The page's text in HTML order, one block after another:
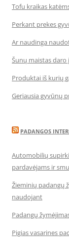
Tofu kraikas
Perkant prekes
Ar naudinga
Šunų maistas
Produktai iš kurių
Geriausia gyvūnų
PADANGOS
Automobilių
pardavėjams ir
Žieminių padangų
naudojant
Padangų
Pigias vasarines